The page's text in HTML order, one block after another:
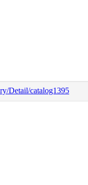
Detail/catalog1395